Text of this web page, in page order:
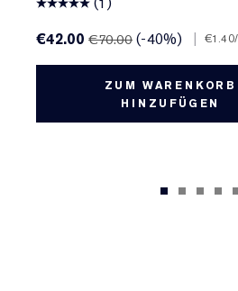
€42.00€70.00 (-40%) | €1.40
ZUM WARENKORB
HINZUFÜGEN